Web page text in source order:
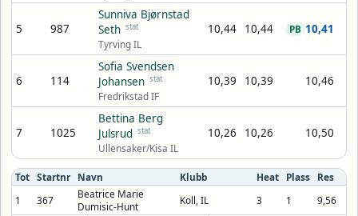
5 987
Sunniva Bjørnstad
Seth stat
Tyrving IL
10,44 10,44 10,41
PB
6 114
Sofia Svendsen
Johansen stat
Fredrikstad IF
10,39 10,39 10,46
7 1025
Bettina Berg
Julsrud stat
Ullensaker/Kisa IL
10,26 10,26 10,50
Tot Startnr Navn Klubb Heat Plass
Res
1
367
Beatrice Marie
Dumisic-Hunt
Koll, IL 3 1
9,56